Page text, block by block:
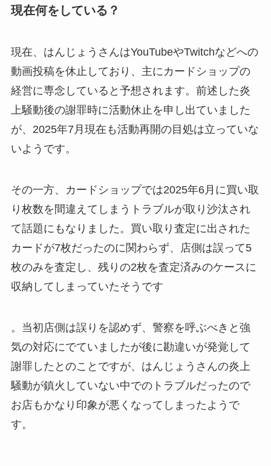
現在何をしている？
現在、はんじょうさんはYouTubeやTwitchなどへの
動画投稿を休止しており、主にカードショップの
経営に専念していると予想されます。前述した炎
上騒動後の謝罪時に活動休止を申し出ていました
が、2025年7月現在も活動再開の目処は立っていな
いようです。
その一方、カードショップでは2025年6月に買い取
り枚数を間違えてしまうトラブルが取り沙汰され
て話題にもなりました。買い取り査定に出された
カードが7枚だったのに関わらず、店側は誤って5
枚のみを査定し、残りの2枚を査定済みのケースに
収納してしまっていたそうです
。当初店側は誤りを認めず、警察を呼ぶべきと強
気の対応にでていましたが後に勘違いが発覚して
謝罪したとのことですが、はんじょうさんの炎上
騒動が鎮火していない中でのトラブルだったので
お店もかなり印象が悪くなってしまったようで
す。